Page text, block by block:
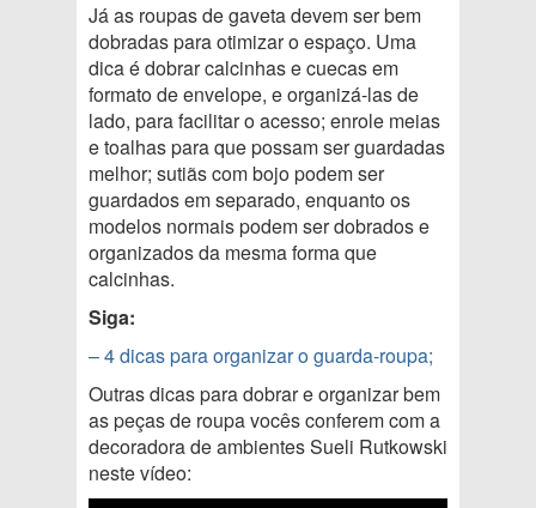
Já as roupas de gaveta devem ser bem
dobradas para otimizar o espaço. Uma
dica é dobrar calcinhas e cuecas em
formato de envelope, e organizá-las de
lado, para facilitar o acesso; enrole meias
e toalhas para que possam ser guardadas
melhor; sutiãs com bojo podem ser
guardados em separado, enquanto os
modelos normais podem ser dobrados e
organizados da mesma forma que
calcinhas.
Siga:
– 4 dicas para organizar o guarda-roupa;
Outras dicas para dobrar e organizar bem
as peças de roupa vocês conferem com a
decoradora de ambientes Sueli Rutkowski
neste vídeo: